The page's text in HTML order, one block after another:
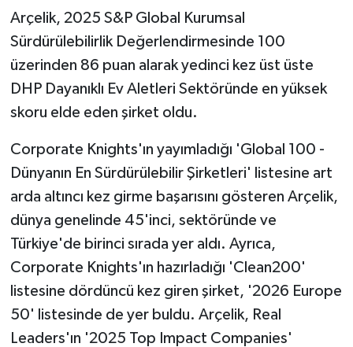
Arçelik, 2025 S&P Global Kurumsal
Sürdürülebilirlik Değerlendirmesinde 100
üzerinden 86 puan alarak yedinci kez üst üste
DHP Dayanıklı Ev Aletleri Sektöründe en yüksek
skoru elde eden şirket oldu.
Corporate Knights'ın yayımladığı 'Global 100 -
Dünyanın En Sürdürülebilir Şirketleri' listesine art
arda altıncı kez girme başarısını gösteren Arçelik,
dünya genelinde 45'inci, sektöründe ve
Türkiye'de birinci sırada yer aldı. Ayrıca,
Corporate Knights'ın hazırladığı 'Clean200'
listesine dördüncü kez giren şirket, '2026 Europe
50' listesinde de yer buldu. Arçelik, Real
Leaders'ın '2025 Top Impact Companies'